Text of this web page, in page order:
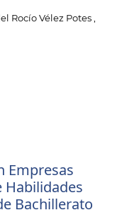
Rocío Vélez Potes ,
Empresas
Habilidades
Bachillerato